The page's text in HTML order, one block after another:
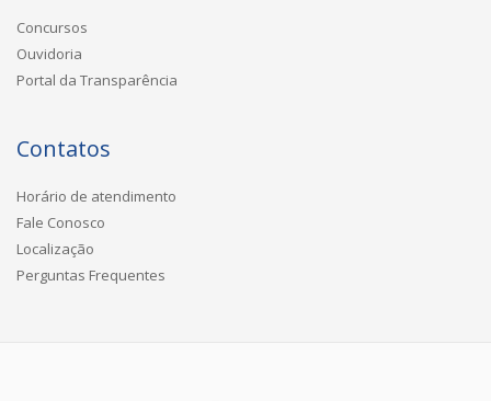
Concursos
Ouvidoria
Portal da Transparência
Contatos
Horário de atendimento
Fale Conosco
Localização
Perguntas Frequentes